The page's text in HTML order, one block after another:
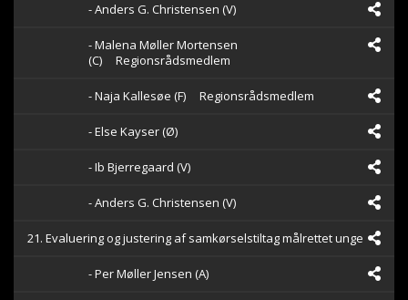
- Anders G. Christensen (V)
- Malena Møller Mortensen
(C)
Regionsrådsmedlem
- Naja Kallesøe (F) Regionsrådsmedlem
- Else Kayser (Ø)
- Ib Bjerregaard (V)
- Anders G. Christensen (V)
21. Evaluering og justering af samkørselstiltag målrettet unge
- Per Møller Jensen (A)